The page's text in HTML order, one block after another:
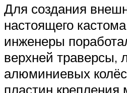
Для создания
настоящего
инженеры
верхней траверсы,
алюминиевых
пластин крепления